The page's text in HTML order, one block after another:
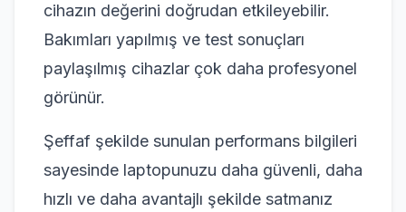
cihazın değerini doğrudan etkileyebilir.
Bakımları yapılmış ve test sonuçları
paylaşılmış cihazlar çok daha profesyonel
görünür.
Şeffaf şekilde sunulan performans bilgileri
sayesinde laptopunuzu daha güvenli, daha
hızlı ve daha avantajlı şekilde satmanız